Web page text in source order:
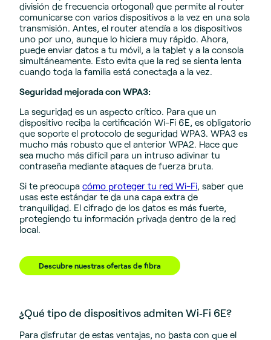
división de frecuencia ortogonal) que permite al router
comunicarse con varios dispositivos a la vez en una sola
transmisión. Antes, el router atendía a los dispositivos
uno por uno, aunque lo hiciera muy rápido. Ahora,
puede enviar datos a tu móvil, a la tablet y a la consola
simultáneamente. Esto evita que la red se sienta lenta
cuando toda la familia está conectada a la vez.
Seguridad mejorada con WPA3:
La seguridad es un aspecto crítico. Para que un
dispositivo reciba la certificación Wi-Fi 6E, es obligatorio
que soporte el protocolo de seguridad WPA3. WPA3 es
mucho más robusto que el anterior WPA2. Hace que
sea mucho más difícil para un intruso adivinar tu
contraseña mediante ataques de fuerza bruta.
Si te preocupa cómo proteger tu red Wi-Fi, saber que
usas este estándar te da una capa extra de
tranquilidad. El cifrado de los datos es más fuerte,
protegiendo tu información privada dentro de la red
local.
Descubre nuestras ofertas de fibra
¿Qué tipo de dispositivos admiten Wi‑Fi 6E?
Para disfrutar de estas ventajas, no basta con que el